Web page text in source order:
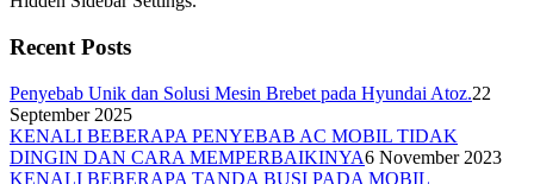
Recent Posts
Penyebab Unik dan Solusi Mesin Brebet pada Hyundai Atoz.22
September 2025
KENALI BEBERAPA PENYEBAB AC MOBIL TIDAK
DINGIN DAN CARA MEMPERBAIKINYA6 November 2023
KENALI BEBERAPA TANDA BUSI PADA MOBIL